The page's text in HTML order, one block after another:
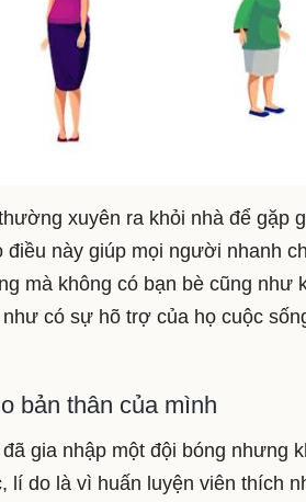
xuyên ra khỏi nhà để gặp
này giúp mọi người nhanh
mà không có bạn bè cũng như
có sự hõ trợ của họ cuộc
bản thân của mình
gia nhập một đội bóng nhưng
lí do là vì huấn luyện viên thích